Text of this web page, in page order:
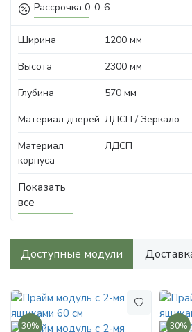
Рассрочка 0-0-6
Ширина
1200 мм
Высота
2300 мм
Глубина
570 мм
Материал дверей ЛДСП / Зеркало
Материал
корпуса
ЛДСП
Показать
все
Доступные модули
30% 30%